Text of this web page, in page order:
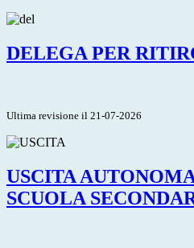
DELEGA PER
Ultima revisione il 21-07-2026
USCITA
SCUOLA